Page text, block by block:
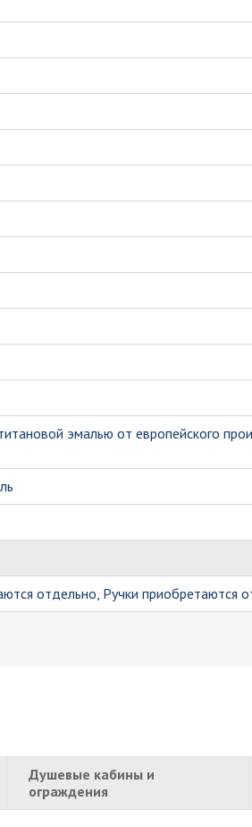
эмалью от европейского
отдельно, Ручки приобретаются
Душевые кабины и
ограждения